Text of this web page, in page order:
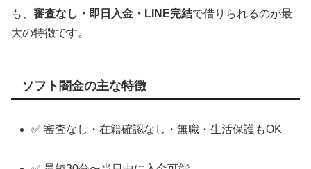
も、 審査なし・即日入金・LINE完結で借りられるのが最
大の特徴です。
ソフト闇金の主な特徴
✅ 審査なし・在籍確認なし・無職・生活保護もOK